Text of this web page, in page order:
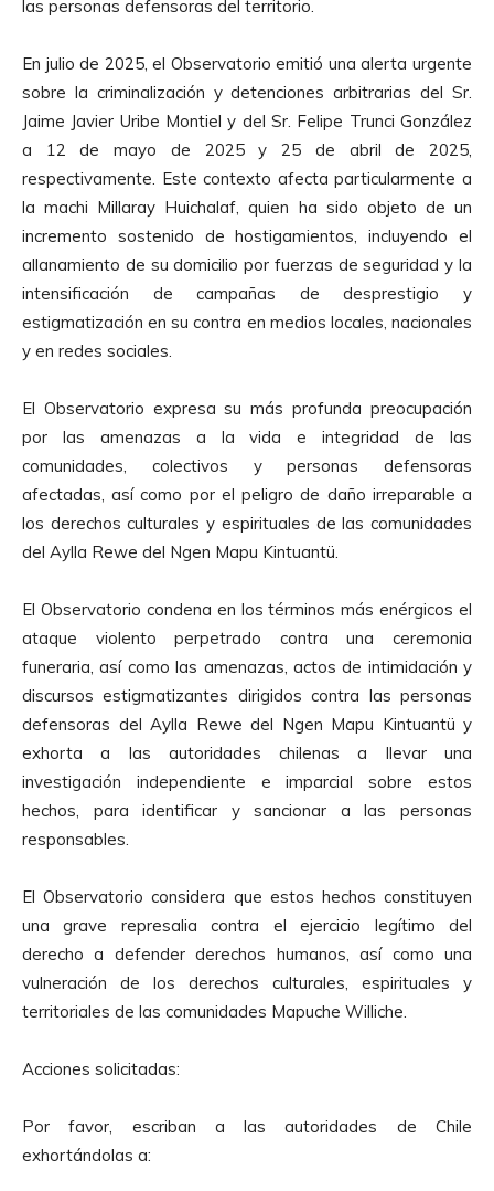
las personas defensoras del territorio.
En julio de 2025, el Observatorio emitió una alerta urgente
sobre la criminalización y detenciones arbitrarias del Sr.
Jaime Javier Uribe Montiel y del Sr. Felipe Trunci González
a 12 de mayo de 2025 y 25 de abril de 2025,
respectivamente. Este contexto afecta particularmente a
la machi Millaray Huichalaf, quien ha sido objeto de un
incremento sostenido de hostigamientos, incluyendo el
allanamiento de su domicilio por fuerzas de seguridad y la
intensificación de campañas de desprestigio y
estigmatización en su contra en medios locales, nacionales
y en redes sociales.
El Observatorio expresa su más profunda preocupación
por las amenazas a la vida e integridad de las
comunidades, colectivos y personas defensoras
afectadas, así como por el peligro de daño irreparable a
los derechos culturales y espirituales de las comunidades
del Aylla Rewe del Ngen Mapu Kintuantü.
El Observatorio condena en los términos más enérgicos el
ataque violento perpetrado contra una ceremonia
funeraria, así como las amenazas, actos de intimidación y
discursos estigmatizantes dirigidos contra las personas
defensoras del Aylla Rewe del Ngen Mapu Kintuantü y
exhorta a las autoridades chilenas a llevar una
investigación independiente e imparcial sobre estos
hechos, para identificar y sancionar a las personas
responsables.
El Observatorio considera que estos hechos constituyen
una grave represalia contra el ejercicio legítimo del
derecho a defender derechos humanos, así como una
vulneración de los derechos culturales, espirituales y
territoriales de las comunidades Mapuche Williche.
Acciones solicitadas:
Por favor, escriban a las autoridades de Chile
exhortándolas a: